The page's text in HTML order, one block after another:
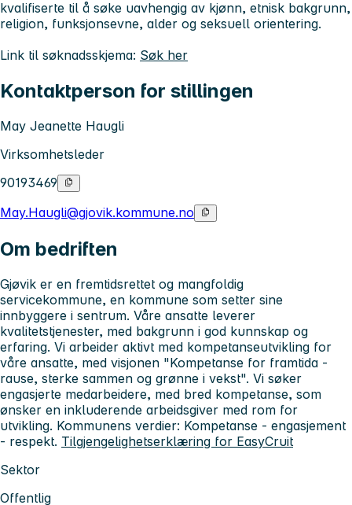
kvalifiserte til å søke uavhengig av kjønn, etnisk bakgrunn,
religion, funksjonsevne, alder og seksuell orientering.
Link til søknadsskjema: Søk her
Kontaktperson for stillingen
May Jeanette Haugli
Virksomhetsleder
90193469
May.Haugli@gjovik.kommune.no
Om bedriften
Gjøvik er en fremtidsrettet og mangfoldig
servicekommune, en kommune som setter sine
innbyggere i sentrum. Våre ansatte leverer
kvalitetstjenester, med bakgrunn i god kunnskap og
erfaring. Vi arbeider aktivt med kompetanseutvikling for
våre ansatte, med visjonen "Kompetanse for framtida -
rause, sterke sammen og grønne i vekst". Vi søker
engasjerte medarbeidere, med bred kompetanse, som
ønsker en inkluderende arbeidsgiver med rom for
utvikling. Kommunens verdier: Kompetanse - engasjement
- respekt. Tilgjengelighetserklæring for EasyCruit
Sektor
Offentlig